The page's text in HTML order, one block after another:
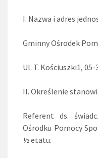
I. Nazwa i adres
Gminny Ośrodek
Ul. T. Kościuszki1, 05-
II. Określenie
Referent ds.
Ośrodku Pomocy
½ etatu.